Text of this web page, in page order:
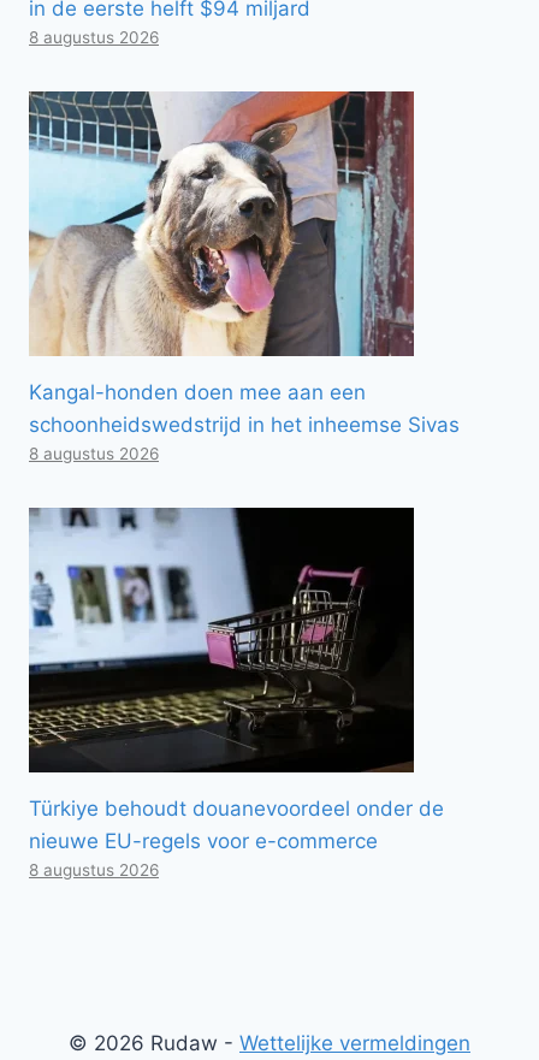
in de eerste helft $94 miljard
8 augustus 2026
Kangal-honden doen mee aan een
schoonheidswedstrijd in het inheemse Sivas
8 augustus 2026
Türkiye behoudt douanevoordeel onder de
nieuwe EU-regels voor e-commerce
8 augustus 2026
© 2026 Rudaw - Wettelijke vermeldingen